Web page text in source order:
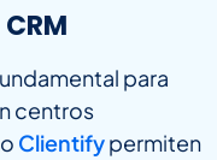
para
centros
Clientifypermiten